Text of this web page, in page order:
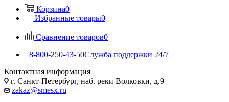
Корзина0
Избранные товары0
Сравнение товаров0
8-800-250-43-50Служба поддержки 24/7
Контактная информация
г. Санкт-Петербург, наб. реки Волковки, д.9
zakaz@smesx.ru